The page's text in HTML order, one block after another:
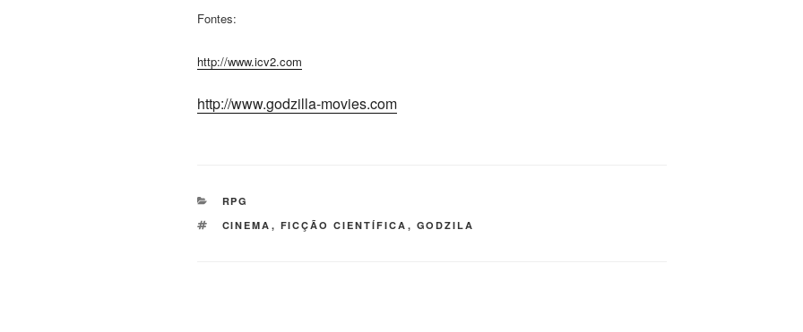
Fontes:
http://www.icv2.com
http://www.godzilla-movies.com
CATEGORIAS
RPG
TAGS
CINEMA , FICÇÃO CIENTÍFICA , GODZILA